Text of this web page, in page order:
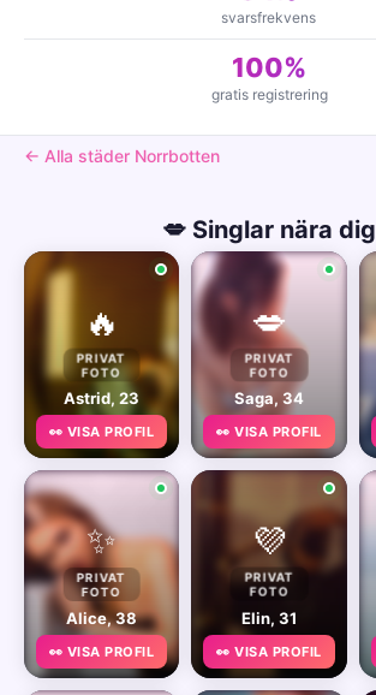
svarsfrekvens
100%
gratis registrering
← Alla städer Norrbotten
💋 Singlar nära dig
🔥
PRIVAT
FOTO
Astrid, 23
👀 VISA PROFIL
💋
PRIVAT
FOTO
Saga, 34
👀 VISA PROFIL
✨
PRIVAT
FOTO
Alice, 38
👀 VISA PROFIL
💜
PRIVAT
FOTO
Elin, 31
👀 VISA PROFIL